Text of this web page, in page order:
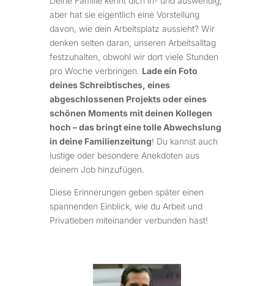
aber hat sie eigentlich eine Vorstellung
davon, wie dein Arbeitsplatz aussieht? Wir
denken selten daran, unseren Arbeitsalltag
festzuhalten, obwohl wir dort viele Stunden
pro Woche verbringen. Lade ein Foto
deines Schreibtisches, eines
abgeschlossenen Projekts oder eines
schönen Moments mit deinen Kollegen
hoch – das bringt eine tolle Abwechslung
in deine Familienzeitung! Du kannst auch
lustige oder besondere Anekdoten aus
deinem Job hinzufügen.
Diese Erinnerungen geben später einen
spannenden Einblick, wie du Arbeit und
Privatleben miteinander verbunden hast!